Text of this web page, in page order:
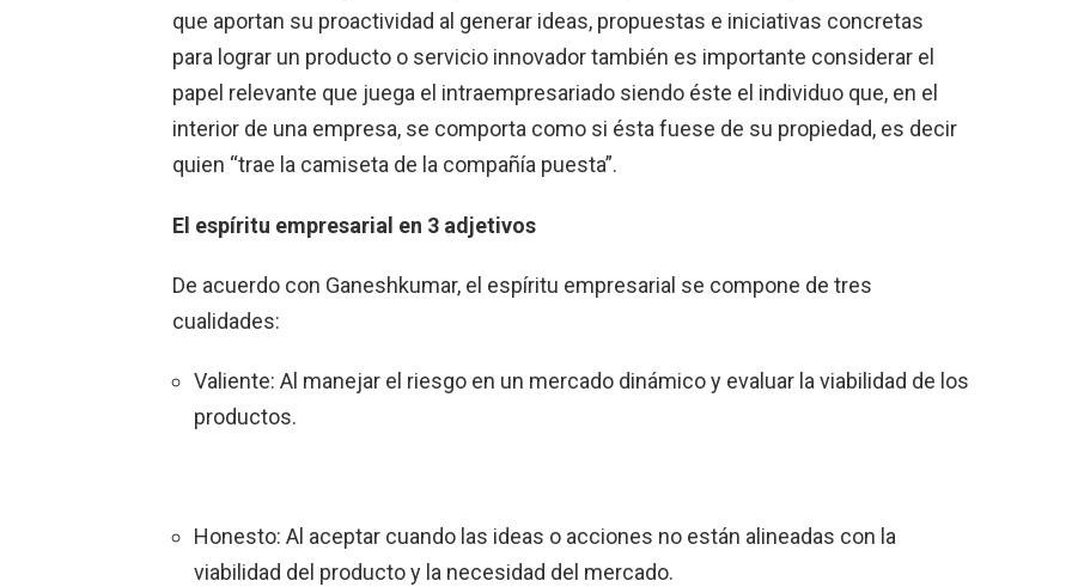
que aportan su proactividad al generar ideas, propuestas e iniciativas concretas
para lograr un producto o servicio innovador también es importante considerar el
papel relevante que juega el intraempresariado siendo éste el individuo que, en el
interior de una empresa, se comporta como si ésta fuese de su propiedad, es decir
quien “trae la camiseta de la compañía puesta”.
El espíritu empresarial en 3 adjetivos
De acuerdo con Ganeshkumar, el espíritu empresarial se compone de tres
cualidades:
Valiente: Al manejar el riesgo en un mercado dinámico y evaluar la viabilidad de los
productos.
Honesto: Al aceptar cuando las ideas o acciones no están alineadas con la
viabilidad del producto y la necesidad del mercado.